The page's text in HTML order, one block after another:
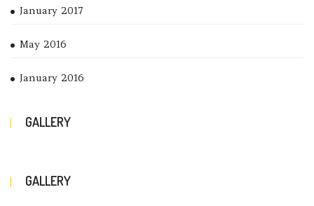
January 2017
May 2016
January 2016
GALLERY
GALLERY